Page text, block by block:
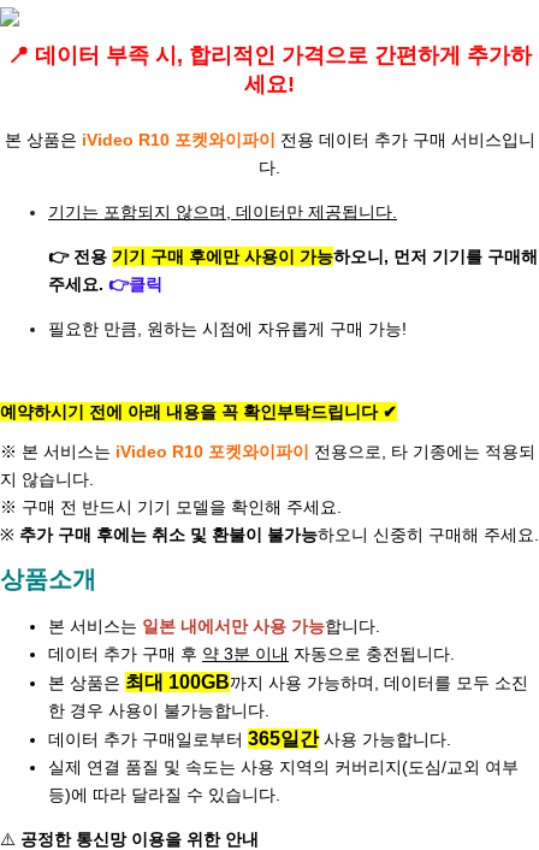
📍 데이터 부족 시, 합리적인 가격으로 간편하게 추가하
세요!
본 상품은 iVideo R10 포켓와이파이
전용 데이터 추가 구매 서비스입니
다.
기기는 포함되지 않으며, 데이터만 제공됩니다.
👉 전용 기기 구매 후에만 사용이 가능하오니, 먼저 기기를 구매해
주세요. 👉클릭
필요한 만큼, 원하는 시점에 자유롭게 구매 가능!
예약하시기 전에 아래 내용을 꼭 확인부탁드립니다 ✔
※ 본 서비스는 iVideo R10 포켓와이파이
전용으로, 타 기종에는 적용되
지 않습니다.
※ 구매 전 반드시 기기 모델을 확인해 주세요.
※ 추가 구매 후에는 취소 및 환불이 불가능하오니 신중히 구매해 주세요.
상품소개
본 서비스는 일본 내에서만 사용 가능합니다.
데이터 추가 구매 후 약 3분 이내 자동으로 충전됩니다.
본 상품은 최대 100GB까지 사용 가능하며, 데이터를 모두 소진
한 경우 사용이 불가능합니다.
데이터 추가 구매일로부터 365일간 사용 가능합니다.
실제 연결 품질 및 속도는 사용 지역의 커버리지(도심/교외 여부
등)에 따라 달라질 수 있습니다.
⚠️ 공정한 통신망 이용을 위한 안내